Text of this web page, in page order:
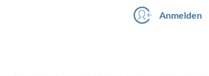
Anmelden